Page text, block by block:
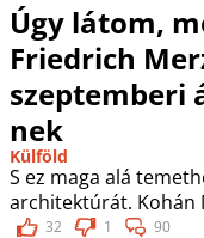
Úgy látom,
Friedrich
szeptemberi
nek
Külföld
S ez maga alá
architektúrát. Kohán
32 1 90